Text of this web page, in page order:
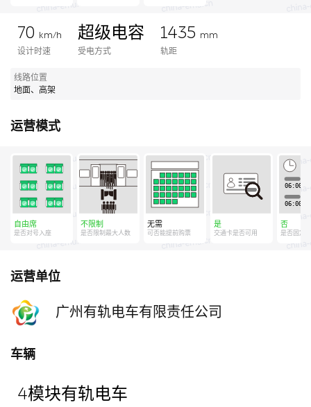
70
km/h
设计时速
超级电容
受电方式
1435 mm
轨距
线路位置
地面、高架
运营模式
自由席
是否对号入座
不限制
是否限制最大人数
无需
可否能提前购票
是
交通卡是否可用
否
是否固定
运营单位
广州有轨电车有限责任公司
车辆
4模块有轨电车